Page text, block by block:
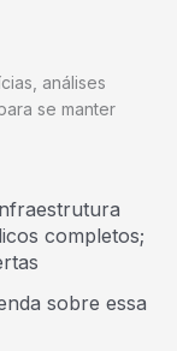
análises
se manter
completos;
sobre essa